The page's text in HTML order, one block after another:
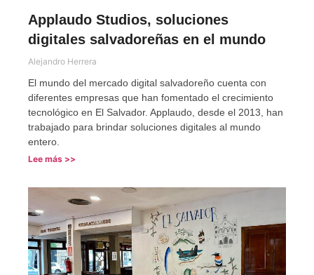
Applaudo Studios, soluciones
digitales salvadoreñas en el mundo
Alejandro Herrera
El mundo del mercado digital salvadoreño cuenta con
diferentes empresas que han fomentado el crecimiento
tecnológico en El Salvador. Applaudo, desde el 2013, han
trabajado para brindar soluciones digitales al mundo
entero.
Lee más >>